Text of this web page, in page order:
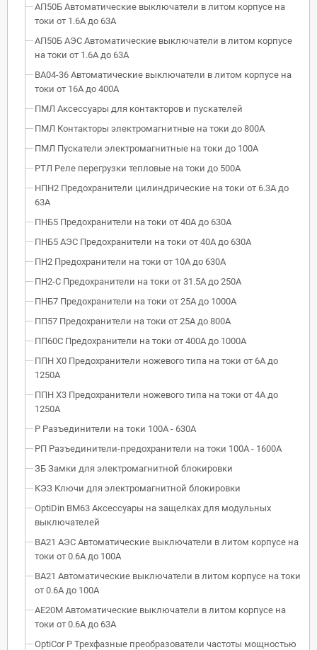
АП50Б Автоматические выключатели в литом корпусе на
токи от 1.6А до 63А
АП50Б АЭС Автоматические выключатели в литом корпусе
на токи от 1.6А до 63А
ВА04-36 Автоматические выключатели в литом корпусе на
токи от 16А до 400А
ПМЛ Аксессуары для контакторов и пускателей
ПМЛ Контакторы электромагнитные на токи до 800А
ПМЛ Пускатели электромагнитные на токи до 100А
РТЛ Реле перегрузки тепловые на токи до 500А
НПН2 Предохранители цилиндрические на токи от 6.3А до
63А
ПНБ5 Предохранители на токи от 40А до 630А
ПНБ5 АЭС Предохранители на токи от 40А до 630А
ПН2 Предохранители на токи от 10А до 630А
ПН2-С Предохранители на токи от 31.5А до 250А
ПНБ7 Предохранители на токи от 25А до 1000А
ПП57 Предохранители на токи от 25А до 800А
ПП60С Предохранители на токи от 400А до 1000А
ППН Х0 Предохранители ножевого типа на токи от 6А до
1250А
ППН Х3 Предохранители ножевого типа на токи от 4А до
1250А
Р Разъединители на токи 100А - 630А
РП Разъединители-предохранители на токи 100А - 1600А
ЗБ Замки для электромагнитной блокировки
КЭЗ Ключи для электромагнитной блокировки
OptiDin BM63 Аксессуары на защелках для модульных
выключателей
ВА21 АЭС Автоматические выключатели в литом корпусе на
токи от 0.6А до 100А
ВА21 Автоматические выключатели в литом корпусе на токи
от 0.6А до 100А
АЕ20М Автоматические выключатели в литом корпусе на
токи от 0.6А до 63А
OptiCor P Трехфазные преобразователи частоты мощностью